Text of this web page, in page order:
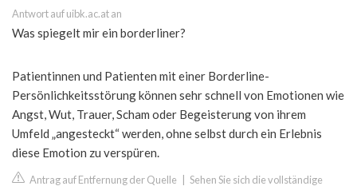
Antwort auf uibk.ac.at an
Was spiegelt mir ein borderliner?
Patientinnen und Patienten mit einer Borderline-
Persönlichkeitsstörung können sehr schnell von Emotionen wie
Angst, Wut, Trauer, Scham oder Begeisterung von ihrem
Umfeld „angesteckt“ werden, ohne selbst durch ein Erlebnis
diese Emotion zu verspüren.
Antrag auf Entfernung der Quelle Sehen Sie sich die vollständige